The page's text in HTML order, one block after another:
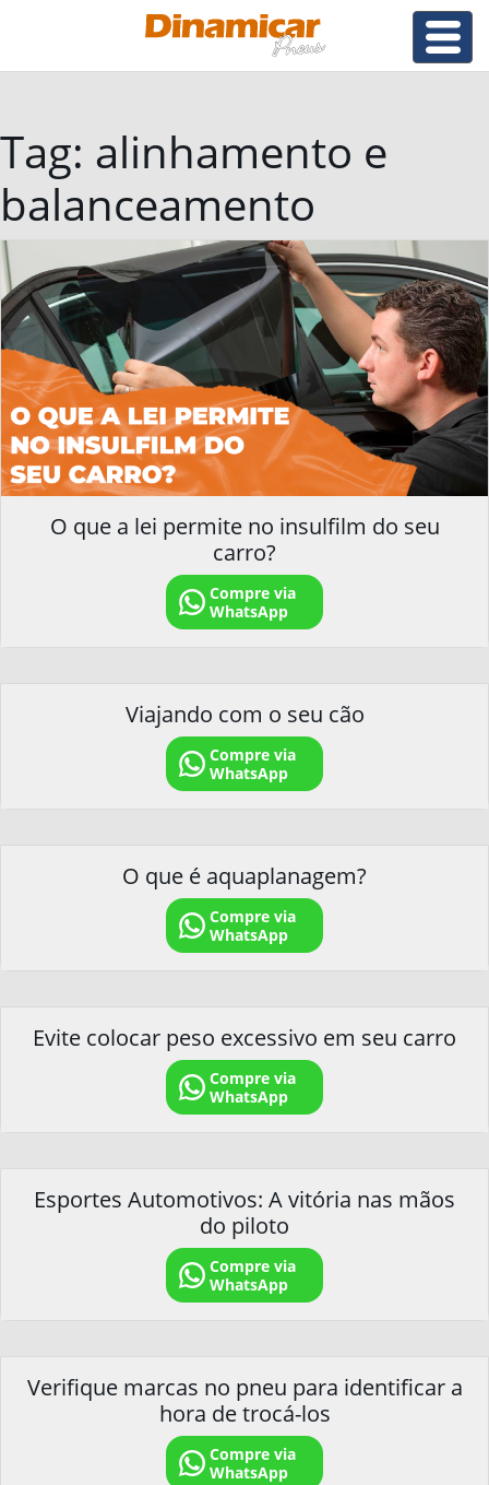
Tag: alinhamento e
balanceamento
O que a lei permite no insulfilm do seu
carro?
Compre via
WhatsApp
Viajando com o seu cão
Compre via
WhatsApp
O que é aquaplanagem?
Compre via
WhatsApp
Evite colocar peso excessivo em seu carro
Compre via
WhatsApp
Esportes Automotivos: A vitória nas mãos
do piloto
Compre via
WhatsApp
Verifique marcas no pneu para identificar a
hora de trocá-los
Compre via
WhatsApp